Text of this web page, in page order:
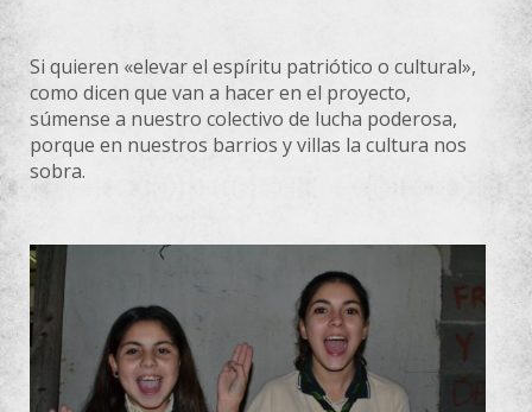
Si quieren «elevar el espíritu patriótico o cultural»,
como dicen que van a hacer en el proyecto,
súmense a nuestro colectivo de lucha poderosa,
porque en nuestros barrios y villas la cultura nos
sobra.